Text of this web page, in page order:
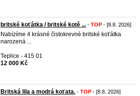
britské koťátka / britské kotě ... - TOP - [8.8. 2026]
Nabízíme 4 krásné čistokrevné britské koťátka
narozená ...
Teplice - 415 01
12 000 Kč
Britská lila a modrá koťata. - TOP - [8.8. 2026]